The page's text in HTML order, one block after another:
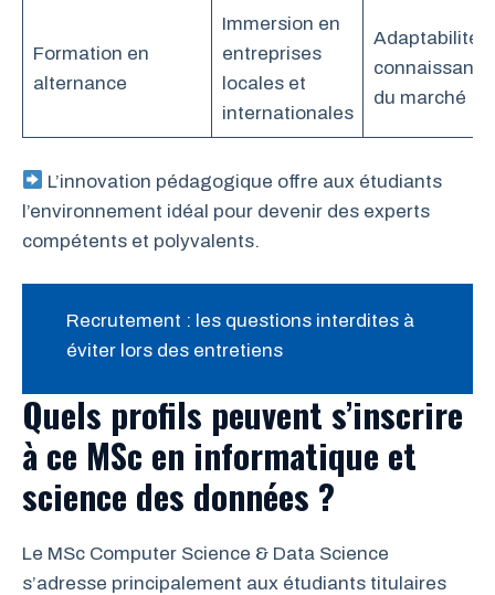
Formation en
alternance
Immersion en
entreprises
locales et
internationales
Adaptabilité,
connaissance
du marché
L’innovation pédagogique offre aux étudiants
l’environnement idéal pour devenir des experts
compétents et polyvalents.
Recrutement : les questions interdites à
éviter lors des entretiens
Quels profils peuvent s’inscrire
à ce MSc en informatique et
science des données ?
Le MSc Computer Science & Data Science
s’adresse principalement aux étudiants titulaires